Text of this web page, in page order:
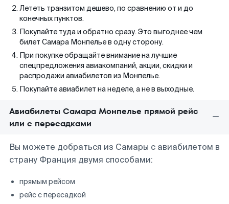
Лететь транзитом дешево, по сравнению от и до
конечных пунктов.
Покупайте туда и обратно сразу. Это выгоднее чем
билет Самара Монпелье в одну сторону.
При покупке обращайте внимание на лучшие
спецпредложения авиакомпаний, акции, скидки и
распродажи авиабилетов из Монпелье.
Покупайте авиабилет на неделе, а не в выходные.
Авиабилеты Самара Монпелье прямой рейс
или с пересадками
Вы можете добраться из Самары с авиабилетом в
страну Франция двумя способами:
прямым рейсом
рейс с пересадкой